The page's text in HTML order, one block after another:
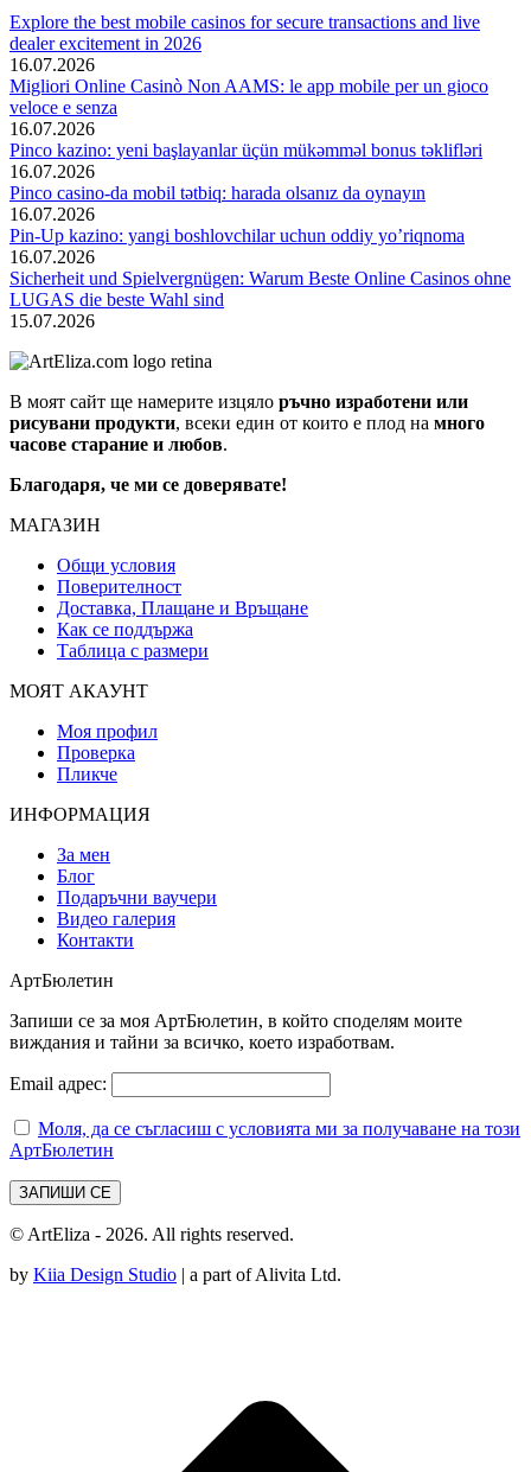
Explore the best mobile casinos for secure transactions and live
dealer excitement in 2026
16.07.2026
Migliori Online Casinò Non AAMS: le app mobile per un gioco
veloce e senza
16.07.2026
Pinco kazino: yeni başlayanlar üçün mükəmməl bonus təklifləri
16.07.2026
Pinco casino-da mobil tətbiq: harada olsanız da oynayın
16.07.2026
Pin-Up kazino: yangi boshlovchilar uchun oddiy yo’riqnoma
16.07.2026
Sicherheit und Spielvergnügen: Warum Beste Online Casinos ohne
LUGAS die beste Wahl sind
15.07.2026
В моят сайт ще намерите изцяло ръчно изработени или
рисувани продукти, всеки един от които е плод на много
часове старание и любов.
Благодаря, че ми се доверявате!
МАГАЗИН
Общи условия
Поверителност
Доставка, Плащане и Връщане
Как се поддържа
Таблица с размери
МОЯТ АКАУНТ
Моя профил
Проверка
Пликче
ИНФОРМАЦИЯ
За мен
Блог
Подаръчни ваучери
Видео галерия
Контакти
АртБюлетин
Запиши се за моя АртБюлетин, в който споделям моите
виждания и тайни за всичко, което изработвам.
Email адрес:
Моля, да се съгласиш с условията ми за получаване на този
АртБюлетин
© ArtEliza - 2026. All rights reserved.
by Kiia Design Studio | a part of Alivita Ltd.